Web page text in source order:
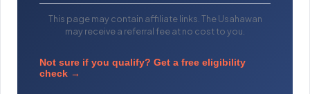
This page may contain affiliate links. The Usahawan
may receive a referral fee at no cost to you.
Not sure if you qualify? Get a free eligibility
check →